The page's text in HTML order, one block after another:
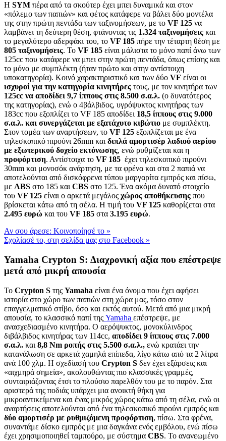
Η SYM πέρα από τα σκούτερ έχει μπει δυναμικά και στον
«πόλεμο των παπιών» και φέτος κατάφερε να βάλει δύο μοντέλα
της στην πρώτη πεντάδα των ταξινομήσεων, με το VF 125 να
λαμβάνει τη δεύτερη θέση, φτάνοντας τις 1.324 ταξινομήσεις και
το μεγαλύτερο αδερφάκι του, το VF 185 πήρε την τέταρτη θέση με
805 ταξινομήσεις. Το VF 185 είναι μάλιστα το μόνο παπί άνω των
125cc που κατάφερε να μπει στην πρώτη πεντάδα, όπως επίσης και
το μόνο με συμπλέκτη (ήταν πρώτο και στην αντίστοιχη
υποκατηγορία). Κοινό χαρακτηριστικό και των δύο VF είναι οι
ισχυροί για την κατηγορία κινητήρες τους, με τον κινητήρα των
125cc να αποδίδει 9,7 ίππους στις 8.500 σ.α.λ. (ο δυνατότερος
της κατηγορίας), ενώ ο 4βάλβιδος, υγρόψυκτος κινητήρας των
183cc που εξοπλίζει το VF 185 αποδίδει 18,5 ίππους στις 9.000
σ.α.λ. και συνεργάζεται με εξατάχυτο κιβώτιο με συμπλέκτη.
Στον τομέα των αναρτήσεων, το VF 125 εξοπλίζεται με ένα
τηλεσκοπικό πιρούνι 26mm και διπλά αμορτισέρ λαδιού αερίου
με εξωτερικού δοχείο εκτόνωσης, ενώ ρυθμίζεται και η
προφόρτιση. Αντίστοιχα το VF 185 έχει τηλεσκοπικό πιρούνι
30mm και μονοσόκ ανάρτηση, με τα φρένα και στα 2 παπιά να
αποτελούνται από δισκόφρενα τύπου μαργαρίτα εμπρός και πίσω,
με ABS στο 185 και CBS στο 125. Ένα ακόμα δυνατό στοιχείο
του VF 125 είναι ο αρκετά μεγάλος χώρος αποθήκευσης που
βρίσκεται κάτω από τη σέλα. Η τιμή του VF 125 καθορίζεται στα
2.495 ευρώ και του VF 185 στα 3.195 ευρώ.
Αν σου άρεσε: Κοινοποίησέ το »
Σχολίασέ το, στη σελίδα μας στο Facebook »
Yamaha Crypton S: Διαχρονική αξία που επέστρεψε
μετά από μικρή απουσία
To Crypton S της Yamaha είναι ένα όνομα που έχει αφήσει
ιστορία στο χώρο των παπιών στη χώρα μας, τόσο στον
επαγγελματικό στίβο, όσο και εκτός αυτού. Μετά από μια μικρή
απουσία, το κλασσικό παπί της Yamaha επέστρεψε, με
ανασχεδιασμένο κινητήρα. O αερόψυκτος, μονοκύλινδρος
διβάλβιδος κινητήρας των 114cc, αποδίδει 9 ίππους στις 7.000
σ.α.λ. και 8,8 Nm ροπής στις 5.500 σ.α.λ., ενώ κρατάει την
κατανάλωση σε αρκετά χαμηλά επίπεδα, λίγο κάτω από τα 2 λίτρα
ανά 100 χλμ. Η σχεδίασή του Crypton S δεν έχει εξάρσεις και
«αιχμηρά σημεία», ακολουθώντας πιο κλασσικές γραμμές,
συνταιριάζοντας έτσι το πλούσιο παρελθόν του με το παρόν. Στα
αριστερά της ποδιάς υπάρχει μια ανοικτή θήκη για
μικροαντικείμενα και ένας μικρός χώρος κάτω από τη σέλα, ενώ οι
αναρτήσεις αποτελούνται από ένα τηλεσκοπικό πιρούνι εμπρός και
δύο αμορτισέρ με ρυθμιζόμενη προφόρτιση, πίσω. Στα φρένα,
συναντάμε δίσκο εμπρός με μια δαγκάνα ενός εμβόλου, ενώ πίσω
έχει χρησιμοποιηθεί ταμπούρο, με σύστημα CBS. Το ανανεωμένο